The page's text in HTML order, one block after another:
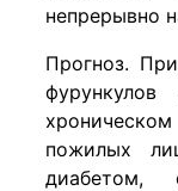
непрерывно
Прогноз.
пожилых
диабетом,